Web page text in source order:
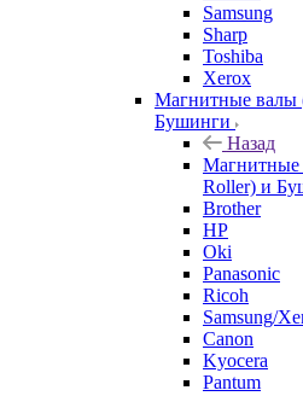
Samsung
Sharp
Toshiba
Xerox
Магнитные валы
Бушинги
Назад
Магнитные
Roller) и
Brother
HP
Oki
Panasonic
Ricoh
Samsung/
Canon
Kyocera
Pantum